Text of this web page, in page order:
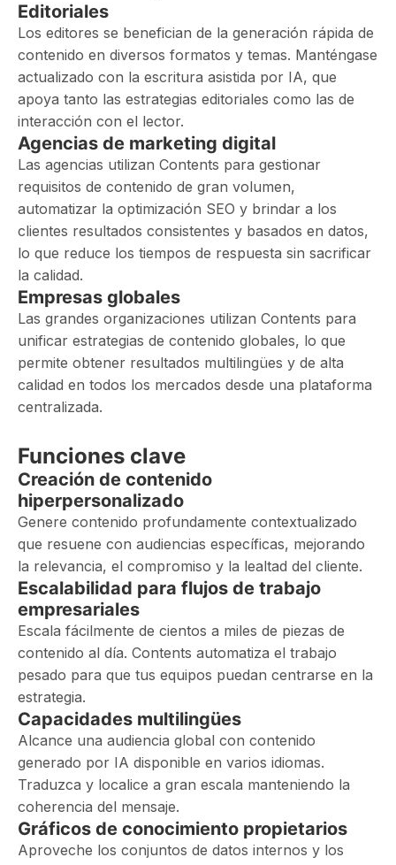
Editoriales
Los editores se benefician de la generación rápida de
contenido en diversos formatos y temas. Manténgase
actualizado con la escritura asistida por IA, que
apoya tanto las estrategias editoriales como las de
interacción con el lector.
Agencias de marketing digital
Las agencias utilizan Contents para gestionar
requisitos de contenido de gran volumen,
automatizar la optimización SEO y brindar a los
clientes resultados consistentes y basados ​​en datos,
lo que reduce los tiempos de respuesta sin sacrificar
la calidad.
Empresas globales
Las grandes organizaciones utilizan Contents para
unificar estrategias de contenido globales, lo que
permite obtener resultados multilingües y de alta
calidad en todos los mercados desde una plataforma
centralizada.
Funciones clave
Creación de contenido
hiperpersonalizado
Genere contenido profundamente contextualizado
que resuene con audiencias específicas, mejorando
la relevancia, el compromiso y la lealtad del cliente.
Escalabilidad para flujos de trabajo
empresariales
Escala fácilmente de cientos a miles de piezas de
contenido al día. Contents automatiza el trabajo
pesado para que tus equipos puedan centrarse en la
estrategia.
Capacidades multilingües
Alcance una audiencia global con contenido
generado por IA disponible en varios idiomas.
Traduzca y localice a gran escala manteniendo la
coherencia del mensaje.
Gráficos de conocimiento propietarios
Aproveche los conjuntos de datos internos y los